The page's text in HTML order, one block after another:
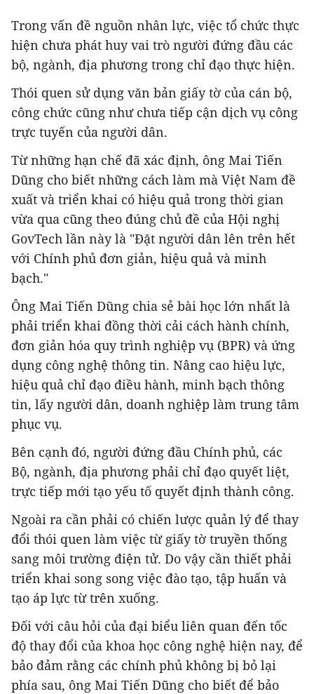
Trong vấn đề nguồn nhân lực, việc tổ chức thực
hiện chưa phát huy vai trò người đứng đầu các
bộ, ngành, địa phương trong chỉ đạo thực hiện.
Thói quen sử dụng văn bản giấy tờ của cán bộ,
công chức cũng như chưa tiếp cận dịch vụ công
trực tuyến của người dân.
Từ những hạn chế đã xác định, ông Mai Tiến
Dũng cho biết những cách làm mà Việt Nam đề
xuất và triển khai có hiệu quả trong thời gian
vừa qua cũng theo đúng chủ đề của Hội nghị
GovTech lần này là "Đặt người dân lên trên hết
với Chính phủ đơn giản, hiệu quả và minh
bạch."
Ông Mai Tiến Dũng chia sẻ bài học lớn nhất là
phải triển khai đồng thời cải cách hành chính,
đơn giản hóa quy trình nghiệp vụ (BPR) và ứng
dụng công nghệ thông tin. Nâng cao hiệu lực,
hiệu quả chỉ đạo điều hành, minh bạch thông
tin, lấy người dân, doanh nghiệp làm trung tâm
phục vụ.
Bên cạnh đó, người đứng đầu Chính phủ, các
Bộ, ngành, địa phương phải chỉ đạo quyết liệt,
trực tiếp mới tạo yếu tố quyết định thành công.
Ngoài ra cần phải có chiến lược quản lý để thay
đổi thói quen làm việc từ giấy tờ truyền thống
sang môi trường điện tử. Do vậy cần thiết phải
triển khai song song việc đào tạo, tập huấn và
tạo áp lực từ trên xuống.
Đối với câu hỏi của đại biểu liên quan đến tốc
độ thay đổi của khoa học công nghệ hiện nay, để
bảo đảm rằng các chính phủ không bị bỏ lại
phía sau, ông Mai Tiến Dũng cho biết để bảo